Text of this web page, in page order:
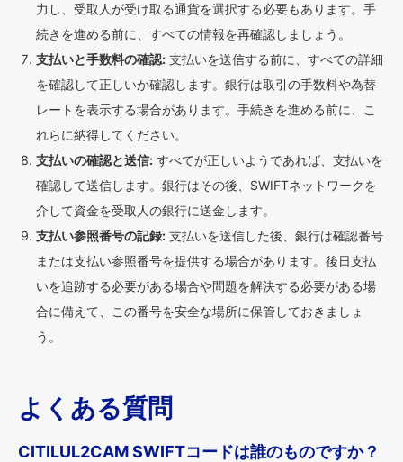
力し、受取人が受け取る通貨を選択する必要もあります。手
続きを進める前に、すべての情報を再確認しましょう。
支払いと手数料の確認: 支払いを送信する前に、すべての詳細
を確認して正しいか確認します。銀行は取引の手数料や為替
レートを表示する場合があります。手続きを進める前に、こ
れらに納得してください。
支払いの確認と送信: すべてが正しいようであれば、支払いを
確認して送信します。銀行はその後、SWIFTネットワークを
介して資金を受取人の銀行に送金します。
支払い参照番号の記録: 支払いを送信した後、銀行は確認番号
または支払い参照番号を提供する場合があります。後日支払
いを追跡する必要がある場合や問題を解決する必要がある場
合に備えて、この番号を安全な場所に保管しておきましょ
う。
よくある質問
CITILUL2CAM SWIFTコードは誰のものですか？